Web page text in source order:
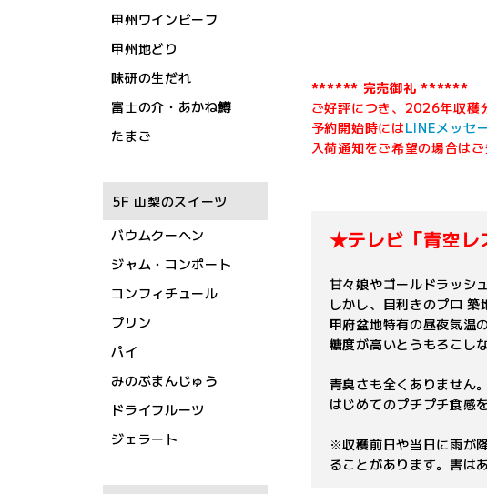
甲州ワインビーフ
甲州地どり
味研の生だれ
富士の介・あかね鱒
たまご
5F 山梨のスイーツ
バウムクーヘン
ジャム・コンポート
コンフィチュール
プリン
パイ
みのぶまんじゅう
ドライフルーツ
ジェラート
****** 完売御礼 ******
ご好評につき、2026年収穫
予約開始時にはLINEメッセ
入荷通知をご希望の場合はご
★テレビ「青空レ
甘々娘やゴールドラッシ
しかし、目利きのプロ 築
甲府盆地特有の昼夜気温
糖度が高いとうもろこし
青臭さも全くありません
はじめてのプチプチ食感
※収穫前日や当日に雨が
ることがあります。害は